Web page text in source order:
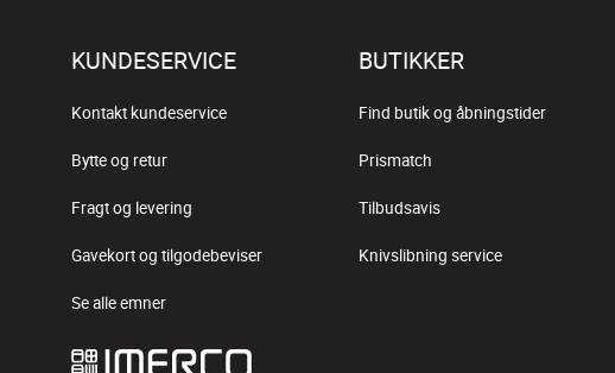
KUNDESERVICE
Kontakt kundeservice
Bytte og retur
Fragt og levering
Gavekort og tilgodebeviser
Se alle emner
BUTIKKER
Find butik og åbningstider
Prismatch
Tilbudsavis
Knivslibning service